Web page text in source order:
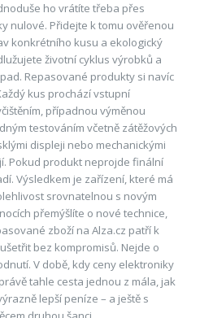
ho vrátíte třeba přes
nulové. Přidejte k tomu ověřenou
konkrétního kusu a ekologický
životní cyklus výrobků a
Repasované produkty si navíc
kus prochází vstupní
případnou výměnou
testováním včetně zátěžových
displeji nebo mechanickými
Pokud produkt neprojde finální
Výsledkem je zařízení, které má
srovnatelnou s novým
přemýšlíte o nové technice,
zboží na Alza.cz patří k
bez kompromisů. Nejde o
V době, kdy ceny elektroniky
tahle cesta jednou z mála, jak
lepší peníze – a ještě s